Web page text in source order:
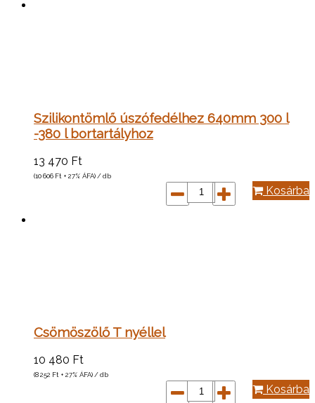
Szilikontömlő úszófedélhez 640mm 300 l
-380 l bortartályhoz
13 470 Ft
(10 606 Ft + 27% ÁFA) / db
Kosárba
Csömöszölő T nyéllel
10 480 Ft
(8 252 Ft + 27% ÁFA) / db
Kosárba